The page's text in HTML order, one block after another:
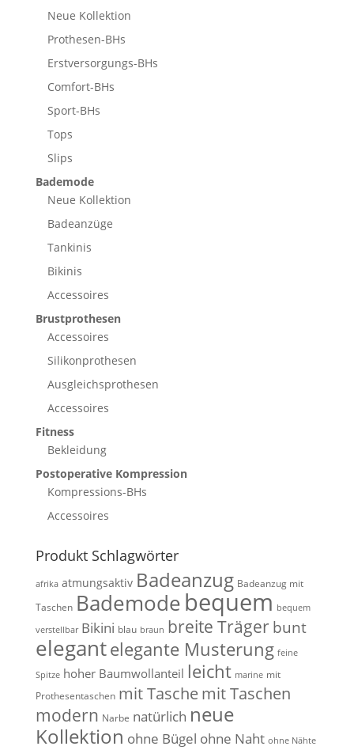
Neue Kollektion
Prothesen-BHs
Erstversorgungs-BHs
Comfort-BHs
Sport-BHs
Tops
Slips
Bademode
Neue Kollektion
Badeanzüge
Tankinis
Bikinis
Accessoires
Brustprothesen
Accessoires
Silikonprothesen
Ausgleichsprothesen
Accessoires
Fitness
Bekleidung
Postoperative Kompression
Kompressions-BHs
Accessoires
Produkt Schlagwörter
afrika atmungsaktiv Badeanzug Badeanzug mit
Taschen Bademodebequem bequem
verstellbar Bikini blau braun breite Träger bunt
elegantelegante Musterung feine
Spitze hoher Baumwollanteil leicht marine mit
Prothesentaschen mit Taschemit Taschen
modern Narbe natürlich neue
Kollektion ohne Bügel ohne Naht ohne Nähte